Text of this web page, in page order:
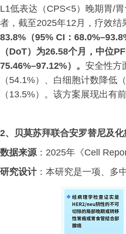
L1低表达（CPS<5）晚期胃/
者，截至2025年12月，疗效
83.8%（95% CI：
（DoT）为26.58个月，中位
75.46%–97.12%）。 安全性方
（54.1%）、白细胞计数降低
（13.5%）。该方案展现出有
2、 贝莫苏拜联合安罗替尼及
数据来源：2025年《Cell
研究设计：本研究是一项、多